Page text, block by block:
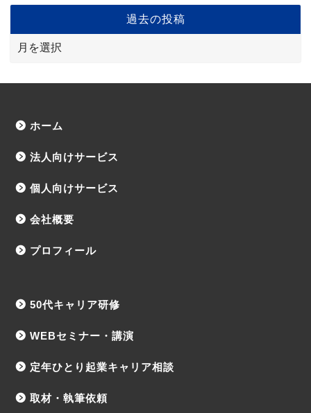
過去の投稿
ホーム
法人向けサービス
個人向けサービス
会社概要
プロフィール
50代キャリア研修
WEBセミナー・講演
定年ひとり起業キャリア相談
取材・執筆依頼